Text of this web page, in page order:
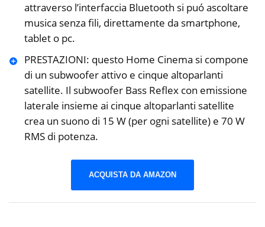
attraverso l’interfaccia Bluetooth si puó ascoltare
musica senza fili, direttamente da smartphone,
tablet o pc.
PRESTAZIONI: questo Home Cinema si compone
di un subwoofer attivo e cinque altoparlanti
satellite. Il subwoofer Bass Reflex con emissione
laterale insieme ai cinque altoparlanti satellite
crea un suono di 15 W (per ogni satellite) e 70 W
RMS di potenza.
ACQUISTA DA AMAZON